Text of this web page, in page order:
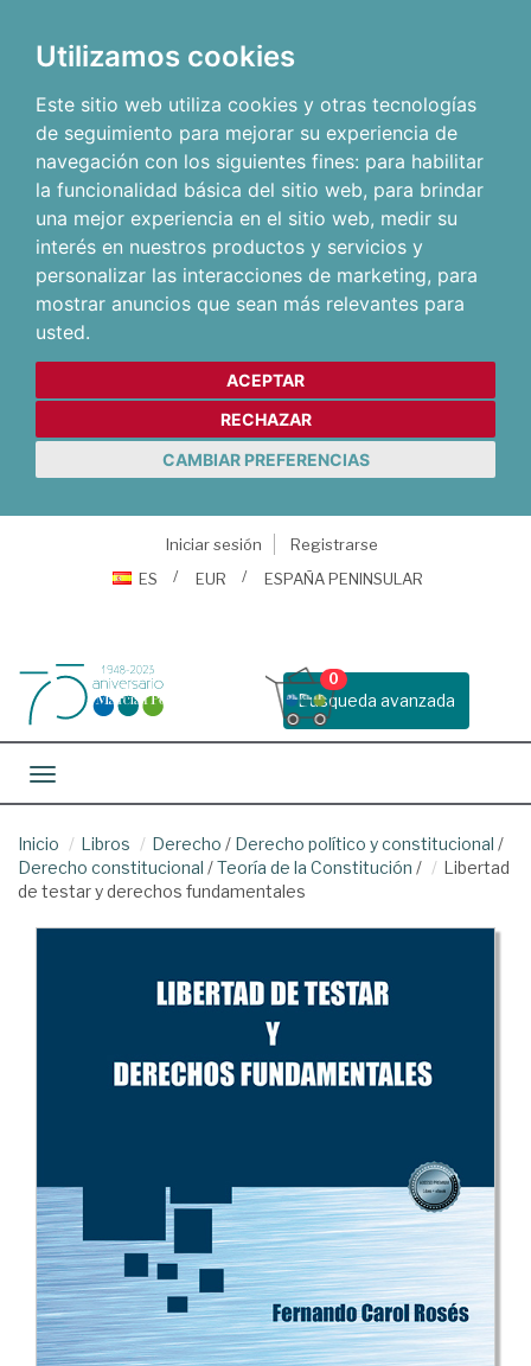
Utilizamos cookies
Este sitio web utiliza cookies y otras tecnologías
de seguimiento para mejorar su experiencia de
navegación con los siguientes fines: para habilitar
la funcionalidad básica del sitio web, para brindar
una mejor experiencia en el sitio web, medir su
interés en nuestros productos y servicios y
personalizar las interacciones de marketing, para
mostrar anuncios que sean más relevantes para
usted.
ACEPTAR
RECHAZAR
CAMBIAR PREFERENCIAS
Iniciar sesión
Registrarse
ES
EUR ESPAÑA PENINSULAR
Busqueda avanzada
0
Toggle navigation
Inicio Libros Derecho / Derecho político y constitucional /
Derecho constitucional /Teoría de la Constitución /
Libertad
de testar y derechos fundamentales